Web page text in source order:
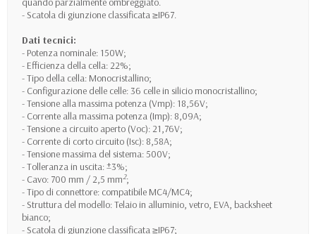
- Scatola di giunzione classificata ≥IP67.
Dati tecnici:
- Potenza nominale: 150W;
- Efficienza della cella: 22%;
- Tipo della cella: Monocristallino;
- Configurazione delle celle: 36 celle in silicio monocristallino;
- Tensione alla massima potenza (Vmp): 18,56V;
- Corrente alla massima potenza (Imp): 8,09A;
- Tensione a circuito aperto (Voc): 21,76V;
- Corrente di corto circuito (Isc): 8,58A;
- Tensione massima del sistema: 500V;
- Tolleranza in uscita: ±3%;
- Cavo: 700 mm / 2,5 mm2;
- Tipo di connettore: compatibile MC4/MC4;
- Struttura del modello: Telaio in alluminio, vetro, EVA, backsheet
bianco;
- Scatola di giunzione classificata ≥IP67;